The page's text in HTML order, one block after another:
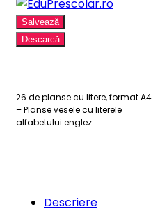
Salvează
Descarcă
26 de planse cu litere, format A4
– Planse vesele cu literele
alfabetului englez
Descriere